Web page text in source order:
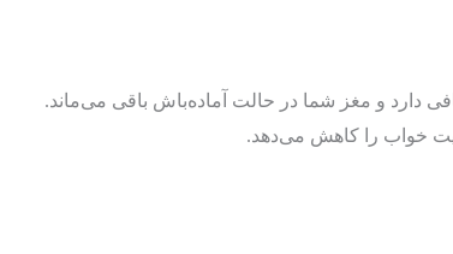
دارد و مغز شما در حالت آماده‌باش باقی می‌ماند.
خواب را کاهش می‌دهد.